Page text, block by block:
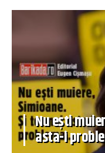
Nu ești
asta-i